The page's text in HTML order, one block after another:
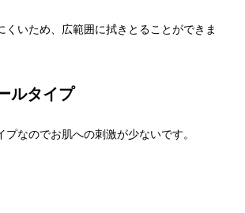
くいため、広範囲に拭きとることができま
ルタイプ
プなのでお肌への刺激が少ないです。